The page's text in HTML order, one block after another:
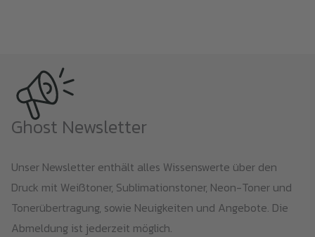
Ghost Newsletter
Unser Newsletter enthält alles Wissenswerte über den
Druck mit Weißtoner, Sublimationstoner, Neon-Toner und
Tonerübertragung, sowie Neuigkeiten und Angebote. Die
Abmeldung ist jederzeit möglich.